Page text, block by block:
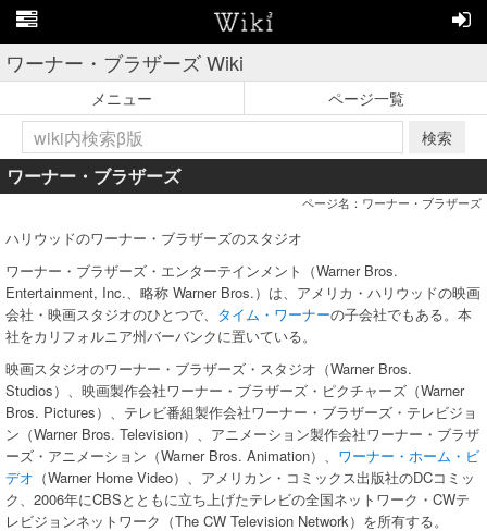
ワーナー・ブラザーズ Wiki
メニュー
ページ一覧
検索
ワーナー・ブラザーズ
ページ名：ワーナー・ブラザーズ
ハリウッドのワーナー・ブラザーズのスタジオ
ワーナー・ブラザーズ・エンターテインメント（Warner Bros.
Entertainment, Inc.、略称 Warner Bros.）は、アメリカ・ハリウッドの映画
会社・映画スタジオのひとつで、 タイム・ワーナーの子会社でもある。本
社をカリフォルニア州バーバンクに置いている。
映画スタジオのワーナー・ブラザーズ・スタジオ（Warner Bros.
Studios）、映画製作会社ワーナー・ブラザーズ・ピクチャーズ（Warner
Bros. Pictures）、テレビ番組製作会社ワーナー・ブラザーズ・テレビジョ
ン（Warner Bros. Television）、アニメーション製作会社ワーナー・ブラザ
ーズ・アニメーション（Warner Bros. Animation）、 ワーナー・ホーム・ビ
デオ （Warner Home Video）、アメリカン・コミックス出版社のDCコミッ
ク、2006年にCBSとともに立ち上げたテレビの全国ネットワーク・CWテ
レビジョンネットワーク（The CW Television Network）を所有する。